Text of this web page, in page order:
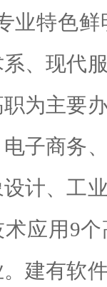
业特色鲜
、现代
为主要
子商务
设计、工
应用 9个
建有软